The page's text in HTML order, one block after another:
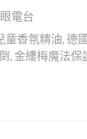
電台
童香氛精油 德
金縷梅魔法保